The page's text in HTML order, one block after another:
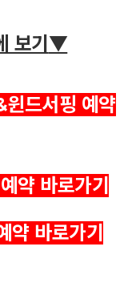
보기 ▼
윈드서핑 예약
약 바로가기
약 바로가기